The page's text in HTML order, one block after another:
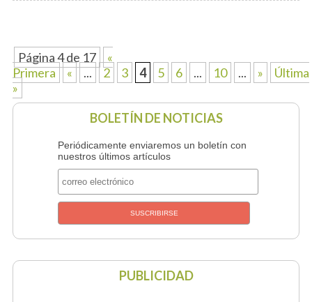
Página 4 de 17
«
Primera
« ... 2 3 4 5 6 ... 10 ... »
Última
»
BOLETÍN DE NOTICIAS
Periódicamente enviaremos un boletín con
nuestros últimos artículos
PUBLICIDAD